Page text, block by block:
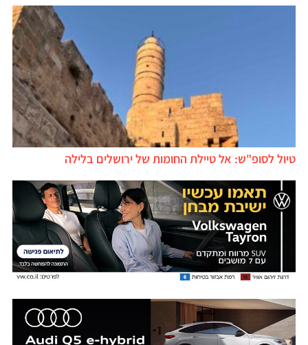
טיול לסופ"ש: אל טיילת החומות של ירושלים בלילה